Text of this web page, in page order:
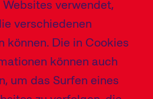
g
t
i
o
verwendet,
verschiedenen
können. Die in Cookies
können auch
um das Surfen eines